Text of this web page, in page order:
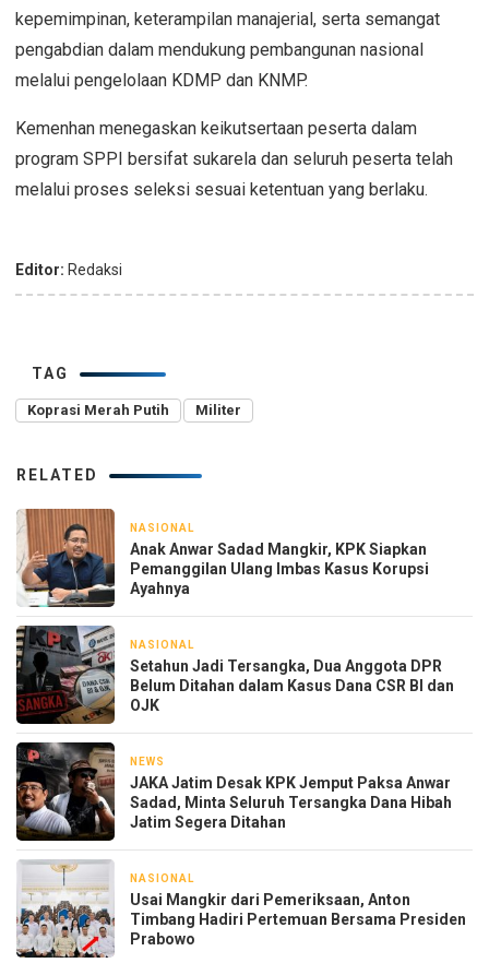
kepemimpinan, keterampilan manajerial, serta semangat
pengabdian dalam mendukung pembangunan nasional
melalui pengelolaan KDMP dan KNMP.
Kemenhan menegaskan keikutsertaan peserta dalam
program SPPI bersifat sukarela dan seluruh peserta telah
melalui proses seleksi sesuai ketentuan yang berlaku.
Editor: Redaksi
TAG
Koprasi Merah Putih Militer
RELATED
NASIONAL
Anak Anwar Sadad Mangkir, KPK Siapkan
Pemanggilan Ulang Imbas Kasus Korupsi
Ayahnya
NASIONAL
Setahun Jadi Tersangka, Dua Anggota DPR
Belum Ditahan dalam Kasus Dana CSR BI dan
OJK
NEWS
JAKA Jatim Desak KPK Jemput Paksa Anwar
Sadad, Minta Seluruh Tersangka Dana Hibah
Jatim Segera Ditahan
NASIONAL
Usai Mangkir dari Pemeriksaan, Anton
Timbang Hadiri Pertemuan Bersama Presiden
Prabowo